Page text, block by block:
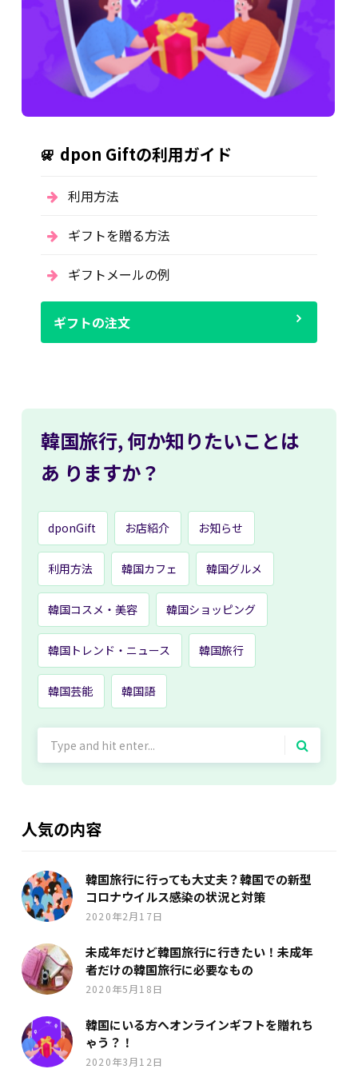
dpon Giftの利用ガイド
利用方法
ギフトを贈る方法
ギフトメールの例
ギフトの注文
韓国旅行, 何か知りたいことは
あ りますか？
dponGift お店紹介 お知らせ
利用方法 韓国カフェ 韓国グルメ
韓国コスメ・美容 韓国ショッピング
韓国トレンド・ニュース 韓国旅行
韓国芸能 韓国語
人気の内容
韓国旅行に行っても大丈夫？韓国での新型
コロナウイルス感染の状況と対策
2020年2月17日
未成年だけど韓国旅行に行きたい！未成年
者だけの韓国旅行に必要なもの
2020年5月18日
韓国にいる方へオンラインギフトを贈れち
ゃう？！
2020年3月12日